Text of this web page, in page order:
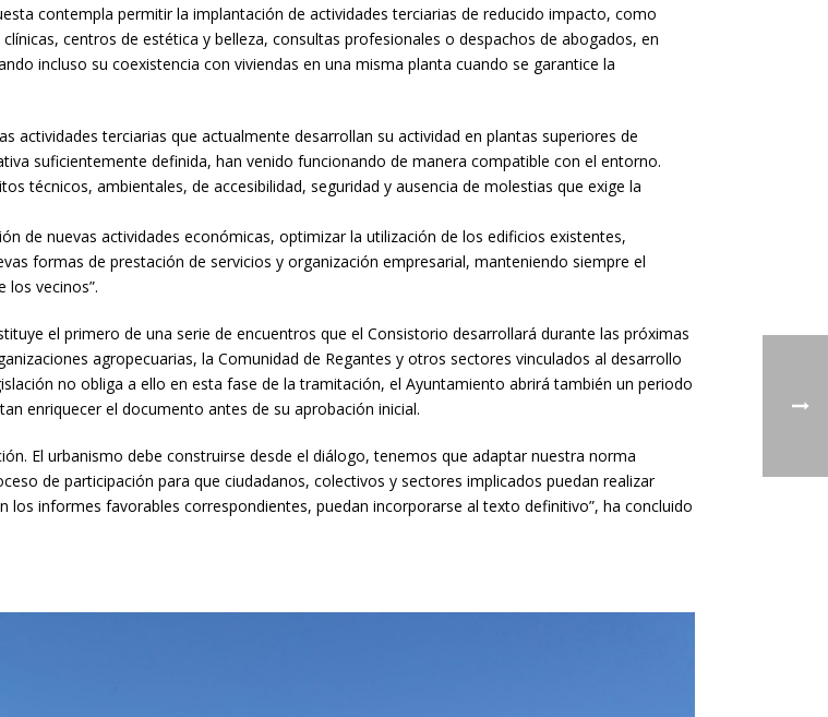
contempla permitir la implantación de actividades terciarias de reducido impacto, como
centros de estética y belleza, consultas profesionales o despachos de abogados, en
incluso su coexistencia con viviendas en una misma planta cuando se garantice la
actividades terciarias que actualmente desarrollan su actividad en plantas superiores de
suficientemente definida, han venido funcionando de manera compatible con el entorno.
técnicos, ambientales, de accesibilidad, seguridad y ausencia de molestias que exige la
de nuevas actividades económicas, optimizar la utilización de los edificios existentes,
formas de prestación de servicios y organización empresarial, manteniendo siempre el
los vecinos”.
el primero de una serie de encuentros que el Consistorio desarrollará durante las próximas
agropecuarias, la Comunidad de Regantes y otros sectores vinculados al desarrollo
no obliga a ello en esta fase de la tramitación, el Ayuntamiento abrirá también un periodo
enriquecer el documento antes de su aprobación inicial.
El urbanismo debe construirse desde el diálogo, tenemos que adaptar nuestra norma
de participación para que ciudadanos, colectivos y sectores implicados puedan realizar
informes favorables correspondientes, puedan incorporarse al texto definitivo”, ha concluido